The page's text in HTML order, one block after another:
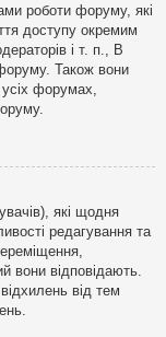
роботи форуму, які
доступу окремим
і т. п., В
Також вони
форумах,
які щодня
редагування та
вони відповідають.
від тем